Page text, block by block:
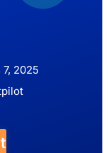
2025